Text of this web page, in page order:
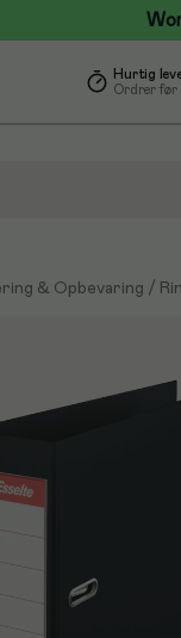
Hurtig
Ordrer før
& Opbevaring /